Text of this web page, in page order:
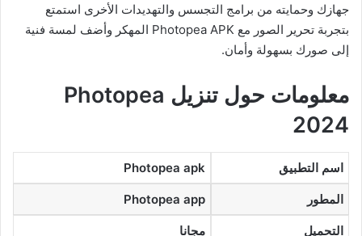
جهازك وحمايته من برامج التجسس والتهديدات الأخرى استمتع
بتجربة تحرير الصور مع Photopea APK المهكر وأضف لمسة فنية
إلى صورك بسهولة وأمان.
معلومات حول تنزيل Photopea
2024
اسم التطبيق Photopea apk
المطور Photopea app
التحميل مجانا